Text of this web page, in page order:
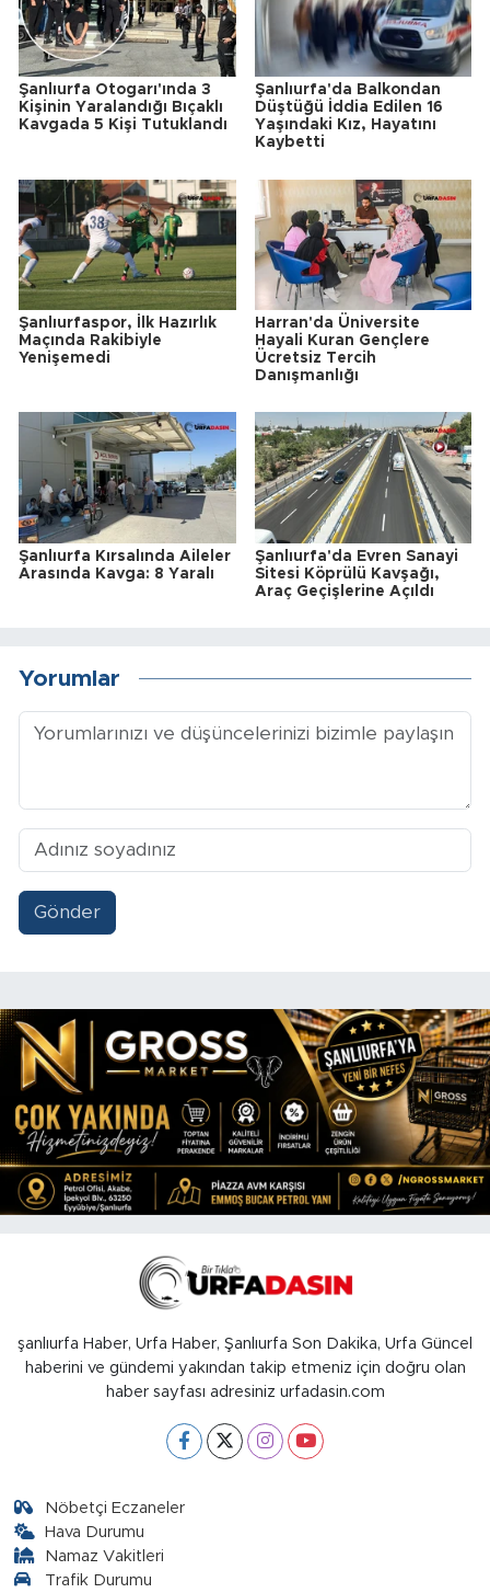
Şanlıurfa Otogarı'ında 3
Kişinin Yaralandığı Bıçaklı
Kavgada 5 Kişi Tutuklandı
Şanlıurfa'da Balkondan
Düştüğü İddia Edilen 16
Yaşındaki Kız, Hayatını
Kaybetti
Şanlıurfaspor, İlk Hazırlık
Maçında Rakibiyle
Yenişemedi
Harran'da Üniversite
Hayali Kuran Gençlere
Ücretsiz Tercih
Danışmanlığı
Şanlıurfa Kırsalında Aileler
Arasında Kavga: 8 Yaralı
Şanlıurfa'da Evren Sanayi
Sitesi Köprülü Kavşağı,
Araç Geçişlerine Açıldı
Yorumlar
Gönder
şanlıurfa Haber, Urfa Haber, Şanlıurfa Son Dakika, Urfa Güncel
haberini ve gündemi yakından takip etmeniz için doğru olan
haber sayfası adresiniz urfadasin.com
Nöbetçi Eczaneler
Hava Durumu
Namaz Vakitleri
Trafik Durumu